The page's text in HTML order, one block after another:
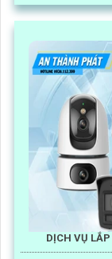
mạng xã hội,
DỊCH VỤ